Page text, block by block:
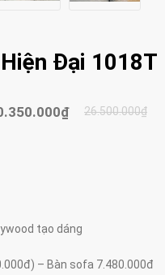
Đại 1018T
26.500.000₫
tạo dáng
– Bàn sofa 7.480.000đ